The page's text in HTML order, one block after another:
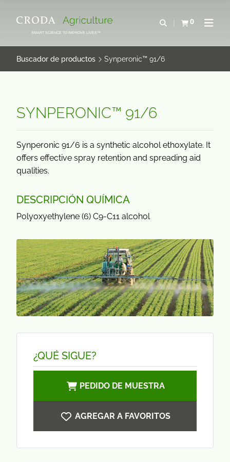
CONTENIDOSMART SCIENCE TO IMPROVE LIVES™
Abrir0
Ver carritoAbrir
Buscador de productos Synperonic™ 91/6
SYNPERONIC™ 91/6
Synperonic 91/6 is a synthetic alcohol ethoxylate. It
offers effective spray retention and spreading aid
qualities.
DESCRIPCIÓN QUÍMICA
Polyoxyethylene (6) C9-C11 alcohol
¿QUÉ SIGUE?
PEDIDO DE MUESTRA
AGREGAR A FAVORITOS